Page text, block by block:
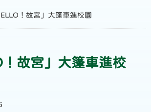
！故宮」大篷車進校園
！故宮」大篷車進校